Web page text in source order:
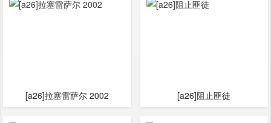
[a26]拉塞雷萨尔 2002 [a26]阻止匪徒